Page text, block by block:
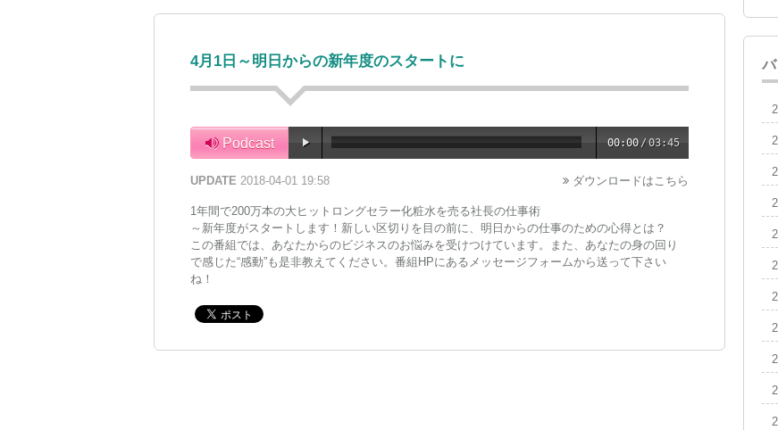
4月1日～明日からの新年度のスタートに
Podcast 00:00 /03:45
ダウンロードはこちら
UPDATE 2018-04-01 19:58
1年間で200万本の大ヒットロングセラー化粧水を売る社長の仕事術
～新年度がスタートします！新しい区切りを目の前に、明日からの仕事のための心得とは？
この番組では、あなたからのビジネスのお悩みを受けつけています。また、あなたの身の回り
で感じた“感動”も是非教えてください。番組HPにあるメッセージフォームから送って下さい
ね！